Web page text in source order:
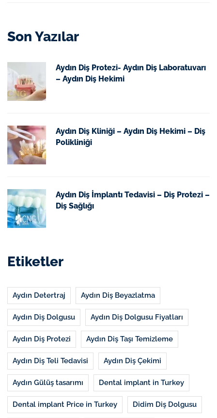
Son Yazılar
Aydın Diş Protezi- Aydın Diş Laboratuvarı
– Aydın Diş Hekimi
Aydın Diş Kliniği – Aydın Diş Hekimi – Diş
Polikliniği
Aydın Diş İmplantı Tedavisi – Diş Protezi –
Diş Sağlığı
Etiketler
Aydın Detertraj Aydın Diş Beyazlatma
Aydın Diş Dolgusu Aydın Diş Dolgusu Fiyatları
Aydın Diş Protezi Aydın Diş Taşı Temizleme
Aydın Diş Teli Tedavisi Aydın Diş Çekimi
Aydın Gülüş tasarımı Dental implant in Turkey
Dental implant Price in Turkey Didim Diş Dolgusu